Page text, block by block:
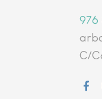
976
C/